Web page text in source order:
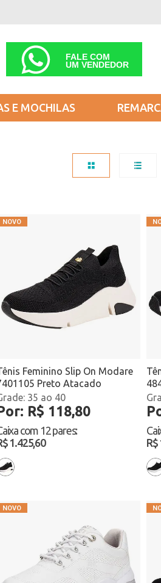
FALE COM
UM VENDEDOR
E MOCHILAS
Feminino Slip On Modare
Preto Atacado
35 ao 40
R$ 118,80
com 12 pares:
1.425,60
R$